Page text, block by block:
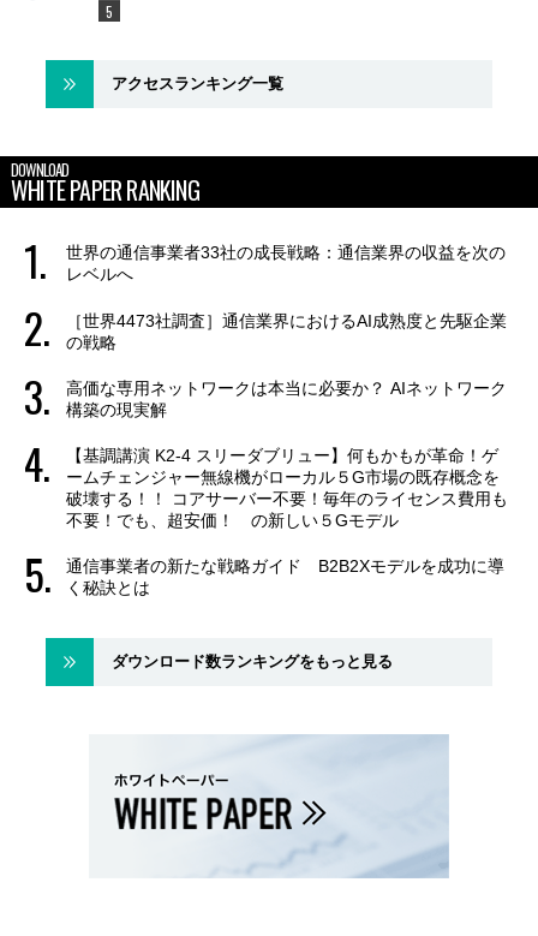
アクセスランキング一覧
DOWNLOAD
WHITE PAPER RANKING
世界の通信事業者33社の成長戦略：通信業界の収益を次の
レベルへ
［世界4473社調査］通信業界におけるAI成熟度と先駆企業
の戦略
高価な専用ネットワークは本当に必要か？ AIネットワーク
構築の現実解
【基調講演 K2-4 スリーダブリュー】何もかもが革命！ゲ
ームチェンジャー無線機がローカル５G市場の既存概念を
破壊する！！ コアサーバー不要！毎年のライセンス費用も
不要！でも、超安価！ の新しい５Gモデル
通信事業者の新たな戦略ガイド B2B2Xモデルを成功に導
く秘訣とは
ダウンロード数ランキングをもっと見る